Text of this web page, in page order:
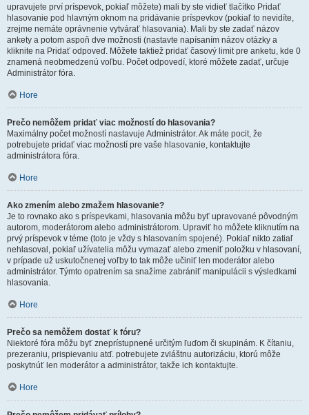
upravujete prví príspevok, pokiaľ môžete) mali by ste vidieť tlačítko Pridať
hlasovanie pod hlavným oknom na pridávanie príspevkov (pokiaľ to nevidíte,
zrejme nemáte oprávnenie vytvárať hlasovania). Mali by ste zadať názov
ankety a potom aspoň dve možnosti (nastavte napísaním názov otázky a
kliknite na Pridať odpoveď. Môžete taktiež pridať časový limit pre anketu, kde 0
znamená neobmedzenú voľbu. Počet odpovedí, ktoré môžete zadať, určuje
Administrátor fóra.
Hore
Prečo nemôžem pridať viac možností do hlasovania?
Maximálny počet možností nastavuje Administrátor. Ak máte pocit, že
potrebujete pridať viac možností pre vaše hlasovanie, kontaktujte
administrátora fóra.
Hore
Ako zmením alebo zmažem hlasovanie?
Je to rovnako ako s príspevkami, hlasovania môžu byť upravované pôvodným
autorom, moderátorom alebo administrátorom. Upraviť ho môžete kliknutím na
prvý príspevok v téme (toto je vždy s hlasovaním spojené). Pokiaľ nikto zatiaľ
nehlasoval, pokiaľ užívatelia môžu vymazať alebo zmeniť položku v hlasovaní,
v prípade už uskutočnenej voľby to tak môže učiniť len moderátor alebo
administrátor. Týmto opatrením sa snažíme zabrániť manipulácii s výsledkami
hlasovania.
Hore
Prečo sa nemôžem dostať k fóru?
Niektoré fóra môžu byť zneprístupnené určitým ľuďom či skupinám. K čítaniu,
prezeraniu, prispievaniu atď. potrebujete zvláštnu autorizáciu, ktorú môže
poskytnúť len moderátor a administrátor, takže ich kontaktujte.
Hore